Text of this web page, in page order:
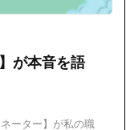
が本音を語
ーター】が私の職